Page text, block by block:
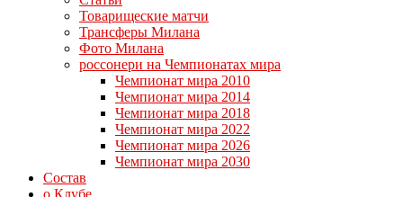
Товарищеские матчи
Трансферы Милана
Фото Милана
россонери на Чемпионатах мира
Чемпионат мира 2010
Чемпионат мира 2014
Чемпионат мира 2018
Чемпионат мира 2022
Чемпионат мира 2026
Чемпионат мира 2030
Состав
о Клубе